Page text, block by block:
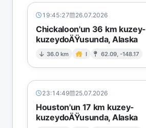
19:45:27 26.07.2026
Chickaloon'un 36 km kuzey-
kuzeydoÄŸusunda, Alaska
36.0 km I 62.09, -148.17
23:14:49 25.07.2026
Houston'un 17 km kuzey-
kuzeydoÄŸusunda, Alaska